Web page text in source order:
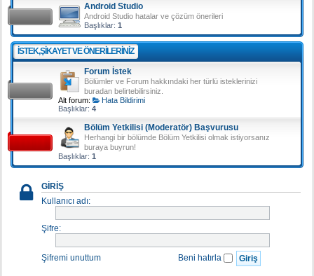
Android Studio
Android Studio hatalar ve çözüm önerileri
Başlıklar: 1
İSTEK,ŞIKAYET VE ÖNERILERINIZ
Forum İstek
Bölümler ve Forum hakkındaki her türlü isteklerinizi
buradan belirtebilirsiniz.
Alt forum:
Hata Bildirimi
Başlıklar: 4
Bölüm Yetkilisi (Moderatör) Başvurusu
Herhangi bir bölümde Bölüm Yetkilisi olmak istiyorsanız
buraya buyrun!
Başlıklar: 1
GIRIŞ
Kullanıcı adı:
Şifre:
Şifremi unuttum Beni hatırla